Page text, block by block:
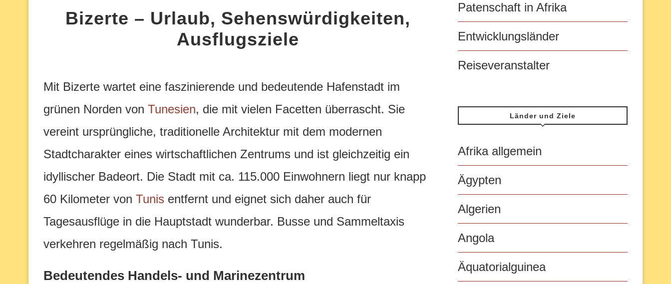
Bizerte – Urlaub, Sehenswürdigkeiten,
Ausflugsziele
Mit Bizerte wartet eine faszinierende und bedeutende Hafenstadt im
grünen Norden von Tunesien, die mit vielen Facetten überrascht. Sie
vereint ursprüngliche, traditionelle Architektur mit dem modernen
Stadtcharakter eines wirtschaftlichen Zentrums und ist gleichzeitig ein
idyllischer Badeort. Die Stadt mit ca. 115.000 Einwohnern liegt nur knapp
60 Kilometer von Tunis entfernt und eignet sich daher auch für
Tagesausflüge in die Hauptstadt wunderbar. Busse und Sammeltaxis
verkehren regelmäßig nach Tunis.
Bedeutendes Handels- und Marinezentrum
Patenschaft in Afrika
Entwicklungsländer
Reiseveranstalter
Länder und Ziele
Afrika allgemein
Ägypten
Algerien
Angola
Äquatorialguinea